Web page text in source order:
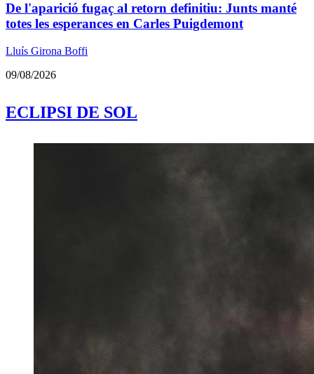
De l'aparició fugaç al retorn definitiu: Junts manté
totes les esperances en Carles Puigdemont
Lluís Girona Boffi
09/08/2026
ECLIPSI DE SOL